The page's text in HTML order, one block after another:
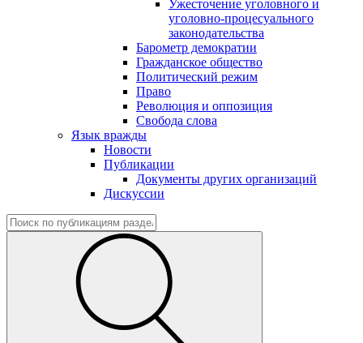
Ужесточение уголовного и
уголовно-процесуального
законодательства
Барометр демократии
Гражданское общество
Политический режим
Право
Революция и оппозиция
Свобода слова
Язык вражды
Новости
Публикации
Документы других организаций
Дискуссии